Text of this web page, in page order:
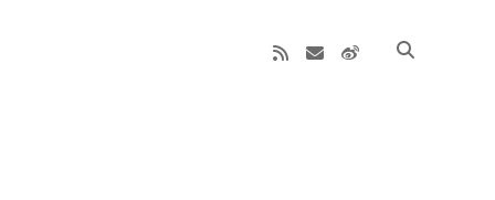
rss emailweibo